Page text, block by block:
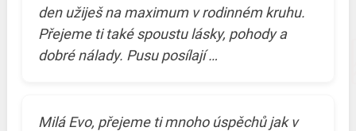
den užiješ na maximum v rodinném kruhu.
Přejeme ti také spoustu lásky, pohody a
dobré nálady. Pusu posílají …
Milá Evo, přejeme ti mnoho úspěchů jak v